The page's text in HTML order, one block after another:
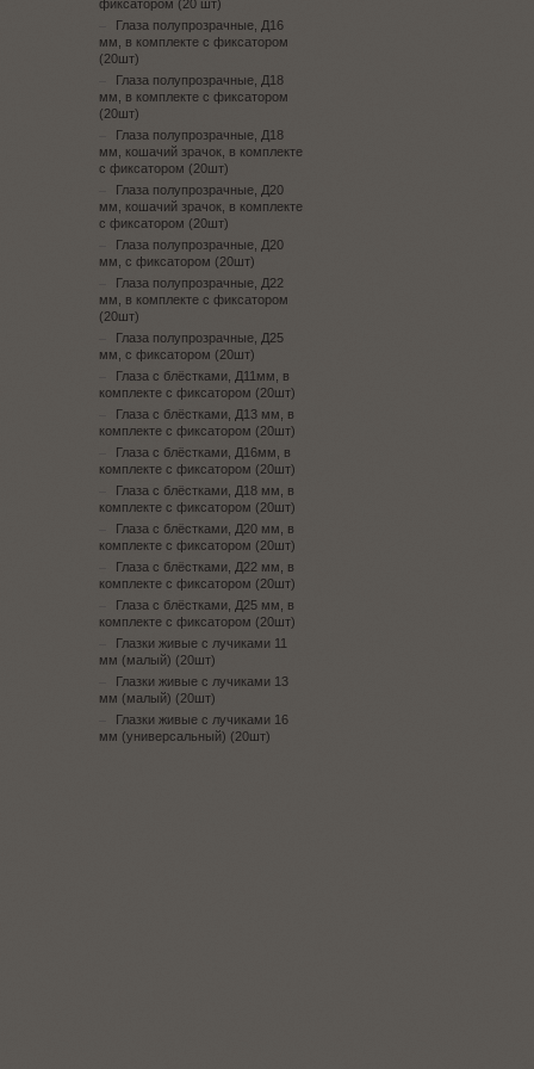
фиксатором (20 шт)
Глаза полупрозрачные, Д16
мм, в комплекте с фиксатором
(20шт)
Глаза полупрозрачные, Д18
мм, в комплекте с фиксатором
(20шт)
Глаза полупрозрачные, Д18
мм, кошачий зрачок, в комплекте
с фиксатором (20шт)
Глаза полупрозрачные, Д20
мм, кошачий зрачок, в комплекте
с фиксатором (20шт)
Глаза полупрозрачные, Д20
мм, с фиксатором (20шт)
Глаза полупрозрачные, Д22
мм, в комплекте с фиксатором
(20шт)
Глаза полупрозрачные, Д25
мм, с фиксатором (20шт)
Глаза с блёстками, Д11мм, в
комплекте с фиксатором (20шт)
Глаза с блёстками, Д13 мм, в
комплекте с фиксатором (20шт)
Глаза с блёстками, Д16мм, в
комплекте с фиксатором (20шт)
Глаза с блёстками, Д18 мм, в
комплекте с фиксатором (20шт)
Глаза с блёстками, Д20 мм, в
комплекте с фиксатором (20шт)
Глаза с блёстками, Д22 мм, в
комплекте с фиксатором (20шт)
Глаза с блёстками, Д25 мм, в
комплекте с фиксатором (20шт)
Глазки живые с лучиками 11
мм (малый) (20шт)
Глазки живые с лучиками 13
мм (малый) (20шт)
Глазки живые с лучиками 16
мм (универсальный) (20шт)